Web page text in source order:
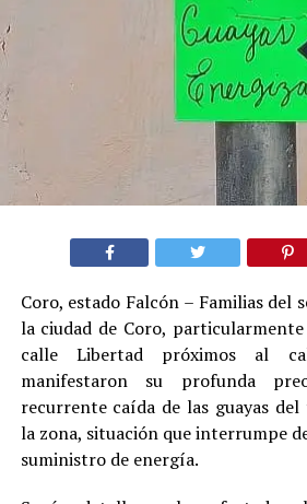
Coro, estado Falcón – Familias del
la ciudad de Coro,
calle Libertad próximos al
manifestaron su profunda
recurrente caída de las guayas
la zona, situación que interrumpe
suministro de energía.